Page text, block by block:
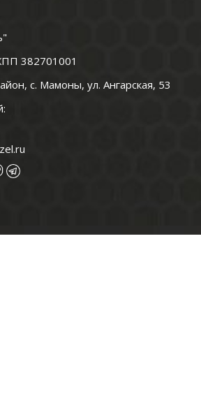
382701001
с. Мамоны, ул. Ангарская, 53